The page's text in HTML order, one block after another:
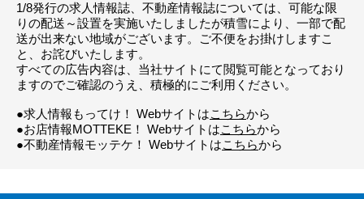
1/8発行の求人情報誌、不動産情報誌については、可能な限
りの配送～設置を実施いたしましたが積雪により、一部で配
送が出来ない地域がございます。ご不便をお掛けしますこ
と、お詫びいたします。
すべての広告内容は、当社サイトにて閲覧可能となっており
ますのでご確認のうえ、積極的にご利用ください。
●求人情報もってけ！ Webサイトはこちらから
●お店情報MOTTEKE！ Webサイトはこちらから
●不動産情報モッテケ！ Webサイトはこちらから